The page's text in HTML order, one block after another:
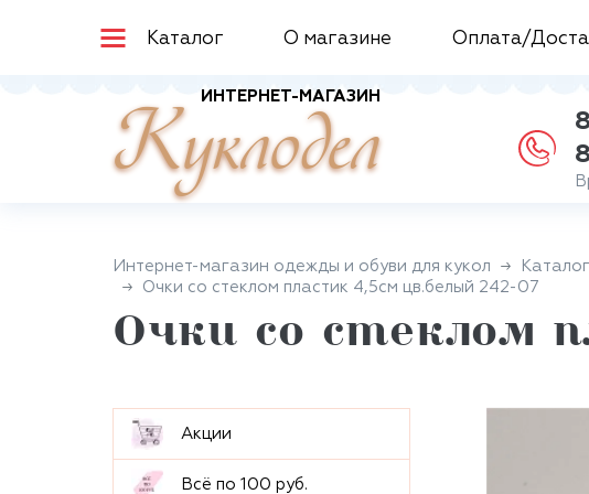
Каталог О магазине Оплата/
ИНТЕРНЕТ-МАГАЗИН
Куклодел
Интернет-магазин одежды и обуви для кукол Каталог
Очки со стеклом пластик 4,5см цв.белый 242-07
Очки со стеклом
Aкции
Всё по 100 руб.